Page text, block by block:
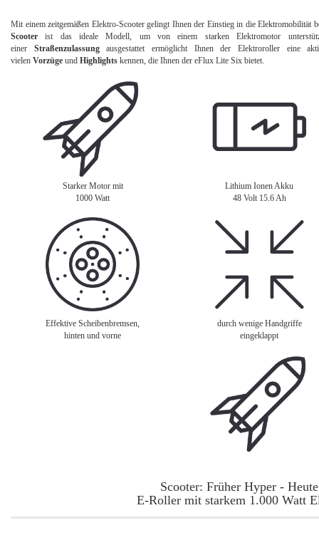
Mit einem zeitgemäßen Elektro-Scooter gelingt Ihnen der Einstieg in die Elektromobilität
Scooterist das ideale Modell, um von einem starken Elektromotor
einer Straßenzulassungausgestattet ermöglicht Ihnen der Elektroroller eine
vielen Vorzüge und Highlights kennen, die Ihnen der eFlux Lite Six bietet.
Starker Motor mit
1000 Watt
Lithium Ionen Akku
48 Volt 15.6 Ah
Effektive Scheibenbremsen,
hinten und vorne
durch wenige Handgriffe
eingeklappt
Scooter: Früher Hyper -
E-Roller mit starkem 1.000 Watt